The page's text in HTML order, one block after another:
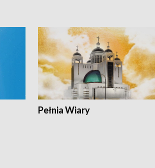
Pełnia Wiary